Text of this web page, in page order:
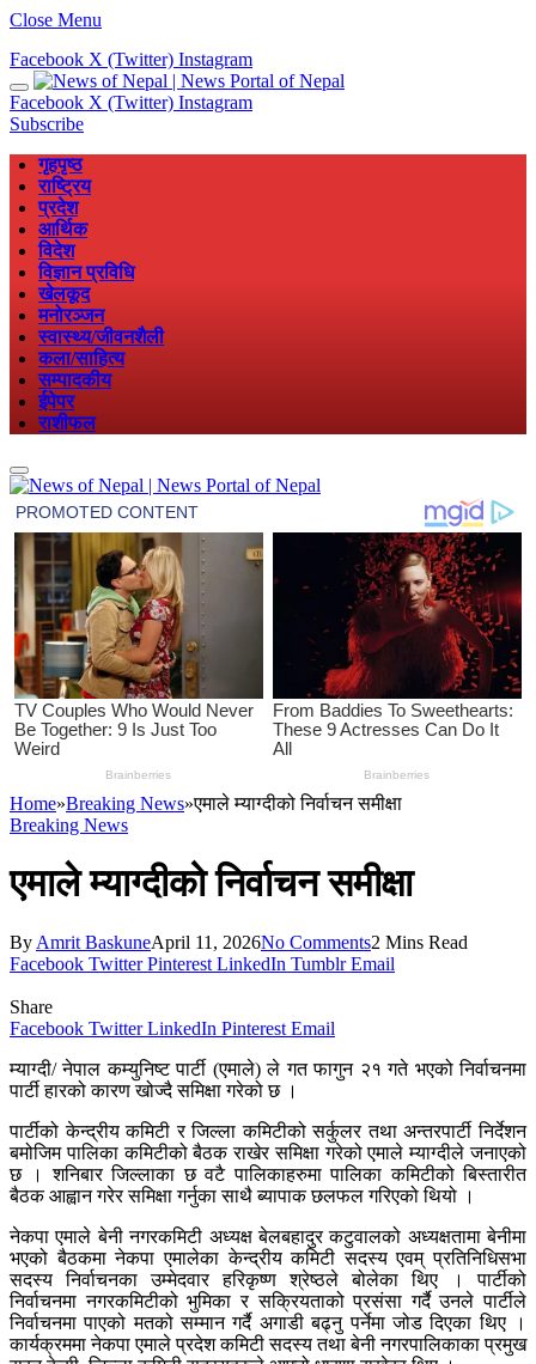
Close Menu
Facebook X (Twitter) Instagram
Facebook X (Twitter) Instagram
Subscribe
गृहपृष्ठ
राष्ट्रिय
प्रदेश
आर्थिक
विदेश
विज्ञान प्रविधि
खेलकूद
मनोरञ्जन
स्वास्थ्य/जीवनशैली
कला/साहित्य
सम्पादकीय
ईपेपर
राशीफल
Home»Breaking News»एमाले म्याग्दीको निर्वाचन समीक्षा
Breaking News
एमाले म्याग्दीको निर्वाचन समीक्षा
By Amrit BaskuneApril 11, 2026No Comments2 Mins Read
Facebook Twitter Pinterest LinkedIn Tumblr Email
Share
Facebook Twitter LinkedIn Pinterest Email
म्याग्दी/ नेपाल कम्युनिष्ट पार्टी (एमाले) ले गत फागुन २१ गते भएको निर्वाचनमा
पार्टी हारको कारण खोज्दै समिक्षा गरेको छ ।
पार्टीको केन्द्रीय कमिटी र जिल्ला कमिटीको सर्कुलर तथा अन्तरपार्टी निर्देशन
बमोजिम पालिका कमिटीको बैठक राखेर समिक्षा गरेको एमाले म्याग्दीले जनाएको
छ । शनिबार जिल्लाका छ वटै पालिकाहरुमा पालिका कमिटीको बिस्तारीत
बैठक आह्वान गरेर समिक्षा गर्नुका साथै ब्यापाक छलफल गरिएको थियो ।
नेकपा एमाले बेनी नगरकमिटी अध्यक्ष बेलबहादुर कटुवालको अध्यक्षतामा बेनीमा
भएको बैठकमा नेकपा एमालेका केन्द्रीय कमिटी सदस्य एवम् प्रतिनिधिसभा
सदस्य निर्वाचनका उम्मेदवार हरिकृष्ण श्रेष्ठले बोलेका थिए । पार्टीको
निर्वाचनमा नगरकमिटीको भुमिका र सक्रियताको प्रसंसा गर्दै उनले पार्टीले
निर्वाचनमा पाएको मतको सम्मान गर्दै अगाडी बढ्नु पर्नेमा जोड दिएका थिए ।
कार्यक्रममा नेकपा एमाले प्रदेश कमिटी सदस्य तथा बेनी नगरपालिकाका प्रमुख